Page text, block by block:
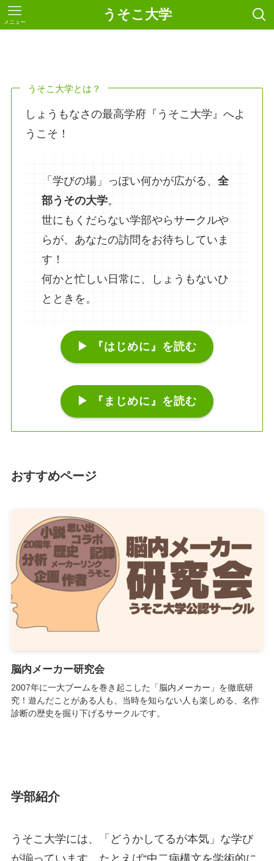
うそこ大学
メニュー
うそこ大学とは？
しょうもなさの最高学府『うそこ大学』へよ
うこそ！
「学びの場」っぽい何かが広がる、全
部うその大学。
世にもくだらない学部やらサークルや
らが、あなたの訪問をお待ちしていま
す！
何かと忙しい日常に、しょうもないひ
とときを。
▶ 『はじめに』を読む
▶ 『まじめに』を読む
おすすめページ
脳内メーカー研究会
2007年に一大ブームを巻き起こした「脳内メーカー」を徹底研
究！遊んだことがある人も、当時を知らない人も楽しめる、名作
診断の歴史を掘り下げるサークルです。
学部紹介
うそこ大学には、「どうかしてるが本気」な学び